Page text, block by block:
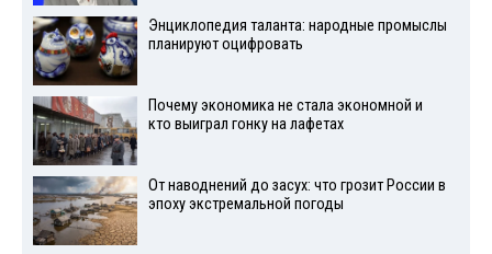
Энциклопедия таланта: народные промыслы
планируют оцифровать
Почему экономика не стала экономной и
кто выиграл гонку на лафетах
От наводнений до засух: что грозит России в
эпоху экстремальной погоды